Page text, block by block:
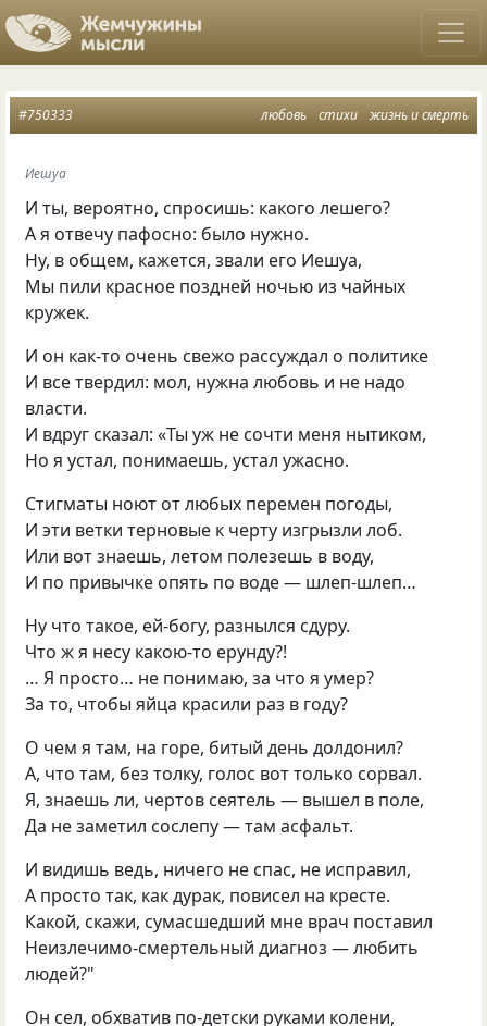
любовь стихи жизнь и смерть
#750333
Иешуа
И ты, вероятно, спросишь: какого лешего?
А я отвечу пафосно: было нужно.
Ну, в общем, кажется, звали его Иешуа,
Мы пили красное поздней ночью из чайных
кружек.
И он как-то очень свежо рассуждал о политике
И все твердил: мол, нужна любовь и не надо
власти.
И вдруг сказал: «Ты уж не сочти меня нытиком,
Но я устал, понимаешь, устал ужасно.
Стигматы ноют от любых перемен погоды,
И эти ветки терновые к черту изгрызли лоб.
Или вот знаешь, летом полезешь в воду,
И по привычке опять по воде — шлеп-шлеп…
Ну что такое, ей-богу, разнылся сдуру.
Что ж я несу какою-то ерунду?!
… Я просто… не понимаю, за что я умер?
За то, чтобы яйца красили раз в году?
О чем я там, на горе, битый день долдонил?
А, что там, без толку, голос вот только сорвал.
Я, знаешь ли, чертов сеятель — вышел в поле,
Да не заметил сослепу — там асфальт.
И видишь ведь, ничего не спас, не исправил,
А просто так, как дурак, повисел на кресте.
Какой, скажи, сумасшедший мне врач поставил
Неизлечимо-смертельный диагноз — любить
людей?"
Он сел, обхватив по-детски руками колени,